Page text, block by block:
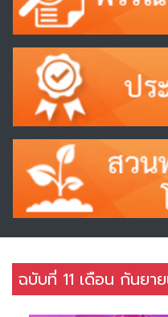
ฉบับที่ 11 เดือน กันย